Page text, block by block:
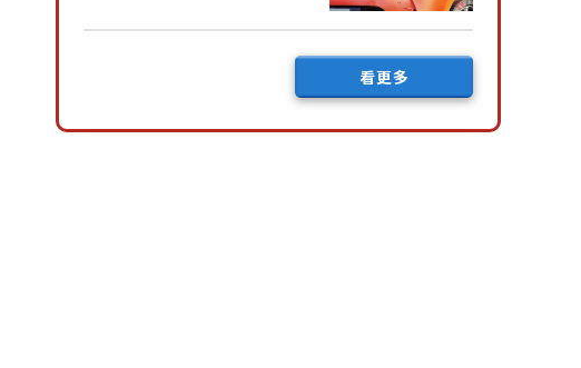
尺寸」，配備全面升級！
看更多